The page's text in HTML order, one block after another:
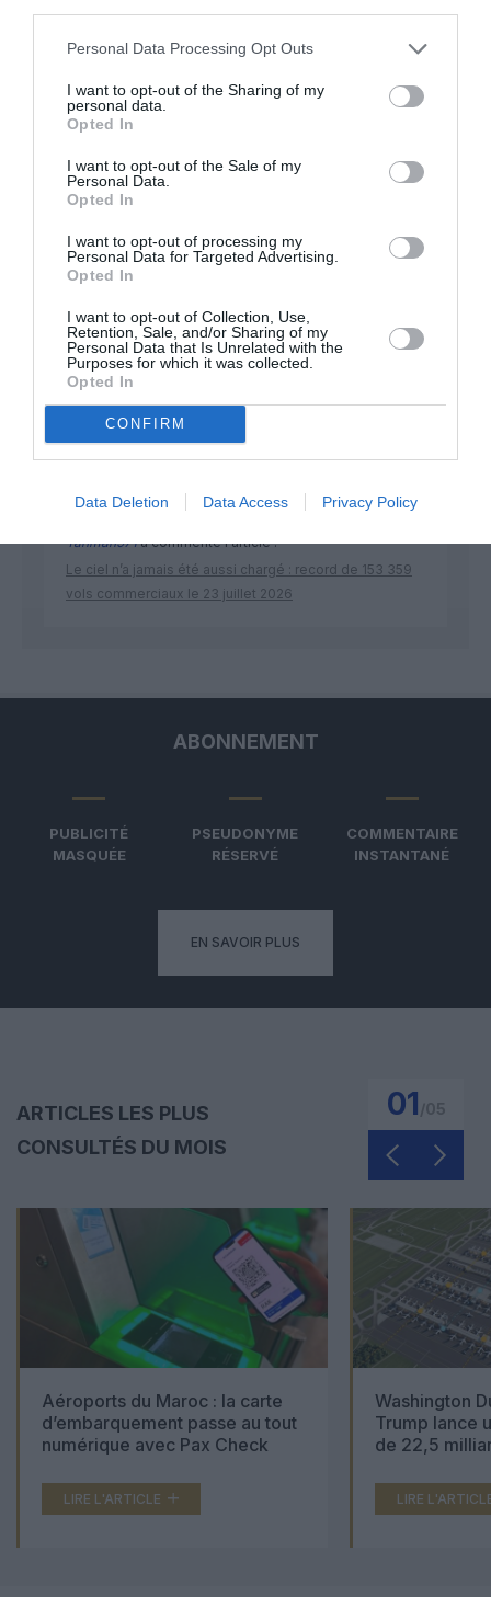
Personal Data Processing Opt Outs
I want to opt-out of the Sharing of my
personal data.
Opted In
I want to opt-out of the Sale of my
Personal Data.
Opted In
I want to opt-out of processing my
Personal Data for Targeted Advertising.
Opted In
I want to opt-out of Collection, Use,
Retention, Sale, and/or Sharing of my
Personal Data that Is Unrelated with the
Purposes for which it was collected.
Opted In
CONFIRM
Data Deletion Data Access Privacy Policy
Appel aux lecteurs !
Soutenez Air Journal participez
DERNIERS COMMENTAIRES
SERGE13a commenté l'article :
Flynas ouvre une ligne directe entre Médine et
Bruxelles
Yahman971a commenté l'article :
Le ciel n’a jamais été aussi chargé : record de 153 359
vols commerciaux le 23 juillet 2026
ABONNEMENT
PUBLICITÉ
MASQUÉE
PSEUDONYME
RÉSERVÉ
COMMENTAIRE
INSTANTANÉ
EN SAVOIR PLUS
ARTICLES LES PLUS
CONSULTÉS DU MOIS
01
Aéroports du Maroc : la carte
d’embarquement passe au tout
numérique avec Pax Check
LIRE L'ARTICLE
Washington
Trump lance
de 22,5
LIRE